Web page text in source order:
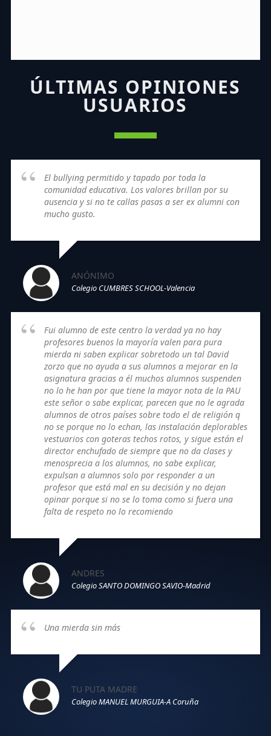
ÚLTIMAS OPINIONES
USUARIOS
El bullying permitido y tapado por toda la
comunidad educativa. Los valores brillan por su
ausencia y si no te callas pasas a ser ex alumni con
mucho gusto.
ANÓNIMO
Colegio CUMBRES SCHOOL-Valencia
Fui alumno de este centro la verdad ya no hay
profesores buenos la mayoría valen para pura
mierda ni saben explicar sobretodo un tal David
zorzo que no ayuda a sus alumnos a mejorar en la
asignatura gracias a él muchos alumnos suspenden
no lo he han por que tiene la mayor nota de la PAU
este señor o sabe explicar, parecen que no le agrada
alumnos de otros países sobre todo el de religión q
no se porque no lo echan, las instalación deplorables
vestuarios con goteras techos rotos, y sigue están el
director enchufado de siempre que no da clases y
menosprecia a los alumnos, no sabe explicar,
expulsan a alumnos solo por responder a un
profesor que está mal en su decisión y no dejan
opinar porque si no se lo toma como si fuera una
falta de respeto no lo recomiendo
ANDRES
Colegio SANTO DOMINGO SAVIO-Madrid
Una mierda sin más
TU PUTA MADRE
Colegio MANUEL MURGUIA-A Coruña